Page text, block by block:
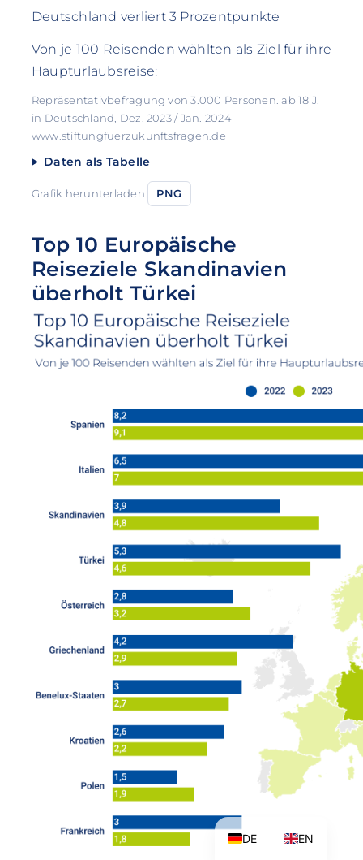
Deutschland verliert 3 Prozentpunkte
Von je 100 Reisenden wählten als Ziel für ihre
Haupturlaubsreise:
Repräsentativbefragung von 3.000 Personen. ab 18 J.
in Deutschland, Dez. 2023 / Jan. 2024
www.stiftungfuerzukunftsfragen.de
Daten als Tabelle
Grafik herunterladen: PNG
Top 10 Europäische
Reiseziele Skandinavien
überholt Türkei
DE EN